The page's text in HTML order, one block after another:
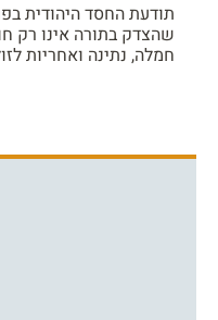
תודעת החסד היהודית
שהצדק בתורה אינו רק
חמלה, נתינה ואחריות